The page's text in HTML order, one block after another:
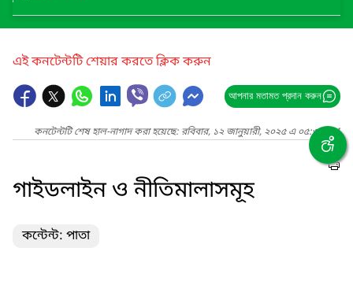
এই কনটেন্টটি শেয়ার করতে ক্লিক করুন
আপনার মতামত প্রদান করুন
কনটেন্টটি শেষ হাল-নাগাদ করা হয়েছে: রবিবার, ১২ জানুয়ারী, ২০২৫ এ ০৫:৩৯ PM
গাইডলাইন ও নীতিমালাসমূহ
কন্টেন্ট: পাতা